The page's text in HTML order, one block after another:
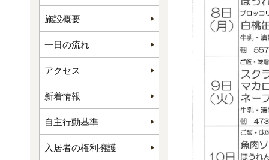
施設概要
一日の流れ
アクセス
新着情報
自主行動基準
入居者の権利擁護